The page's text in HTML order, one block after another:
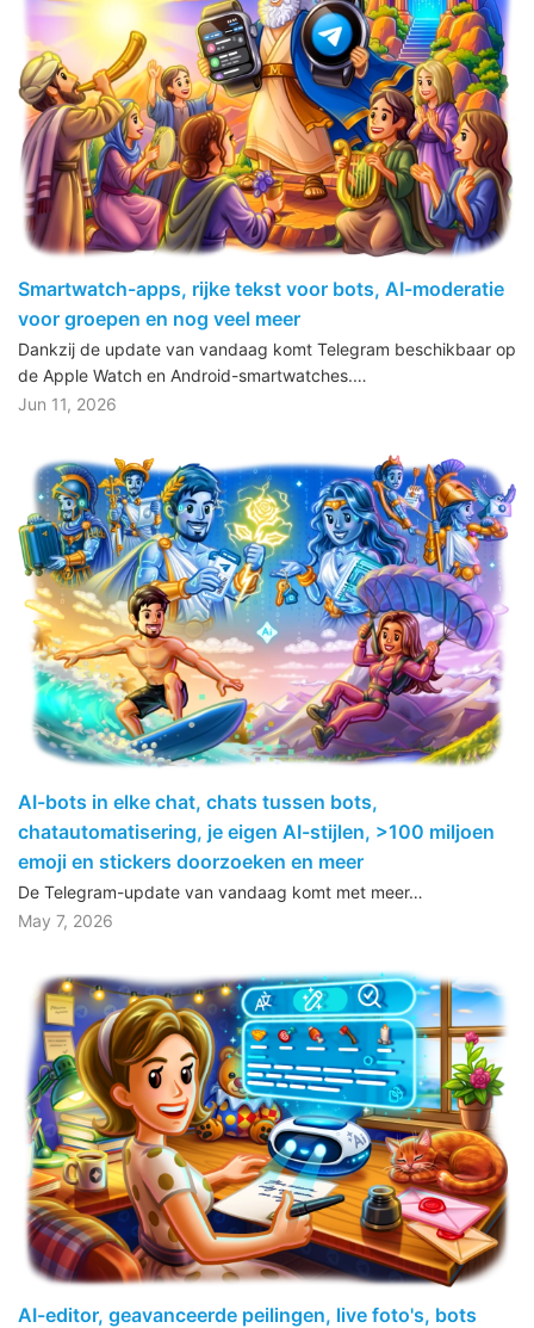
Smartwatch-apps, rijke tekst voor bots, AI-moderatie
voor groepen en nog veel meer
Dankzij de update van vandaag komt Telegram beschikbaar op
de Apple Watch en Android-smartwatches.…
Jun 11, 2026
AI-bots in elke chat, chats tussen bots,
chatautomatisering, je eigen AI-stijlen, >100 miljoen
emoji en stickers doorzoeken en meer
De Telegram-update van vandaag komt met meer…
May 7, 2026
AI-editor, geavanceerde peilingen, live foto's, bots